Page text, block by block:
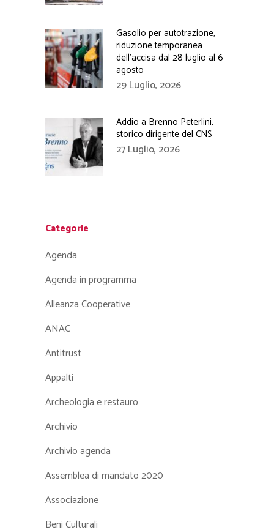
Gasolio per autotrazione,
riduzione temporanea
dell’accisa dal 28 luglio al 6
agosto
29 Luglio, 2026
Addio a Brenno Peterlini,
storico dirigente del CNS
27 Luglio, 2026
Categorie
Agenda
Agenda in programma
Alleanza Cooperative
ANAC
Antitrust
Appalti
Archeologia e restauro
Archivio
Archivio agenda
Assemblea di mandato 2020
Associazione
Beni Culturali